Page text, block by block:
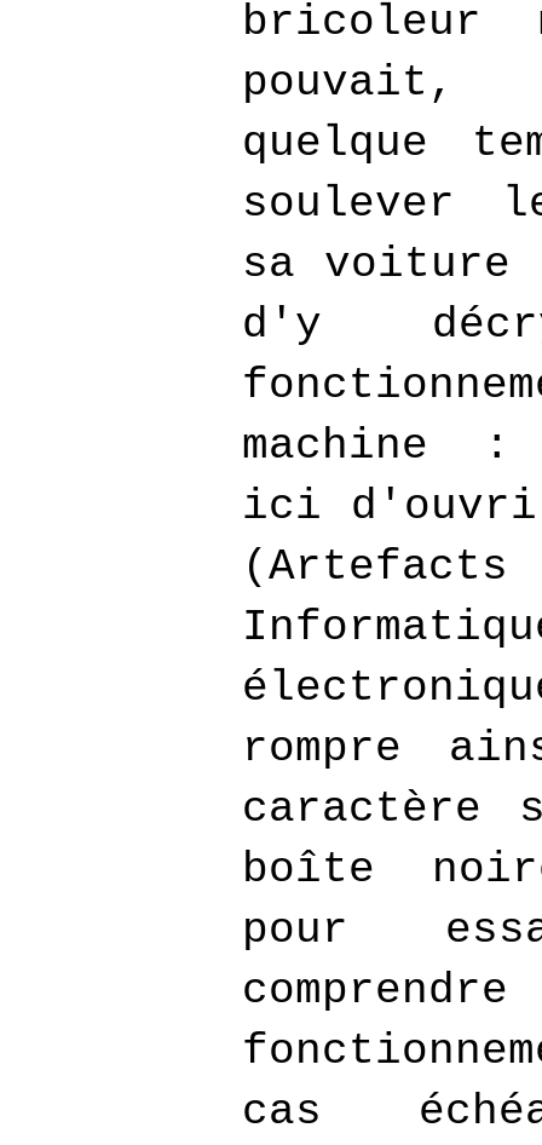
bricoleur
quelque
soulever
sa voiture
d'y
ici
(Artefacts
rompre
caractère
boîte
pour
cas